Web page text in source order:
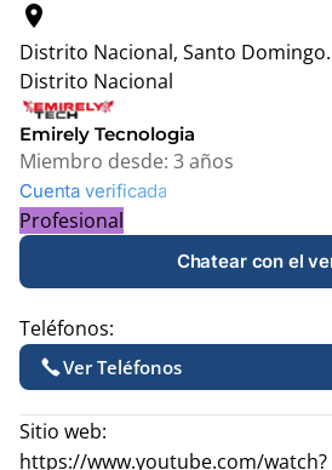
location_on
Distrito Nacional, Santo Domingo.
Distrito Nacional
+
−
Emirely Tecnologia
Miembro desde: 3 años
Cuenta verificada
Profesional
Chatear con el
Teléfonos:
Ver Teléfonos
Sitio web:
https://www.youtube.com/watch?